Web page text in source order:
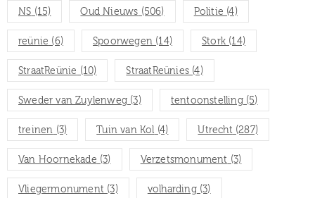
NS (15) Oud Nieuws (506) Politie (4)
reünie (6) Spoorwegen (14) Stork (14)
StraatReünie (10) StraatReünies (4)
Sweder van Zuylenweg (3) tentoonstelling(5)
treinen (3) Tuin van Kol (4) Utrecht(287)
Van Hoornekade (3) Verzetsmonument (3)
Vliegermonument (3) volharding(3)